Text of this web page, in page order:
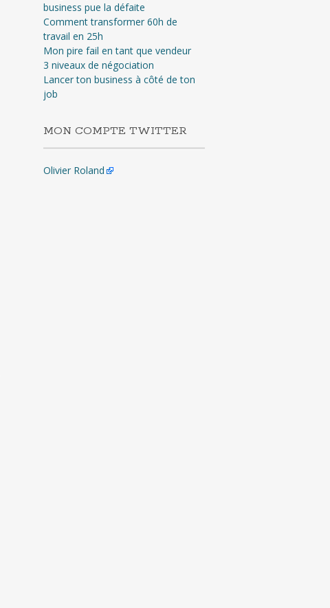
business pue la défaite
Comment transformer 60h de
travail en 25h
Mon pire fail en tant que vendeur
3 niveaux de négociation
Lancer ton business à côté de ton
job
MON COMPTE TWITTER
Olivier Roland